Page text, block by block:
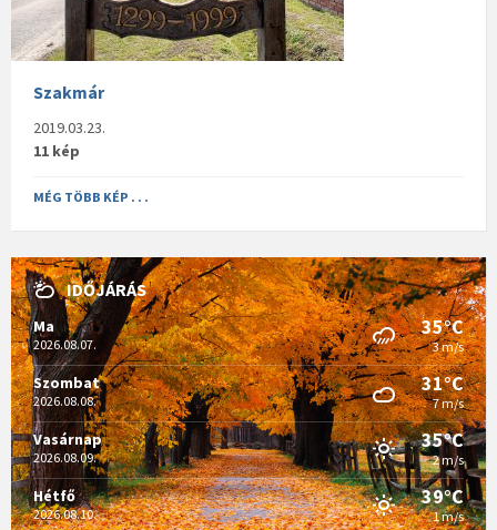
Szakmár
2019.03.23.
11 kép
MÉG TÖBB KÉP . . .
IDŐJÁRÁS
Ma
2026.08.07.
35°C
3 m/s
Szombat
2026.08.08.
31°C
7 m/s
Vasárnap
2026.08.09.
35°C
2 m/s
Hétfő
2026.08.10.
39°C
1 m/s